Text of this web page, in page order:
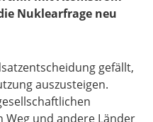
Nuklearfrage neu
gefällt,
auszusteigen.
Weg und andere Länder